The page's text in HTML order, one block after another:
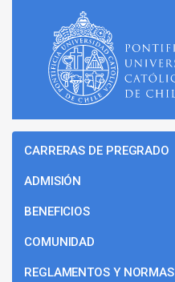
CARRERAS DE PREGRADO
ADMISIÓN
BENEFICIOS
COMUNIDAD
REGLAMENTOS Y NORMAS